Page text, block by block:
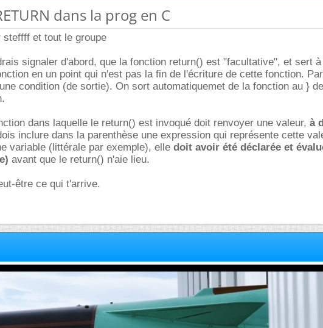
dans la prog en C
steffff et tout le groupe
signaler d'abord, que la fonction return() est "facultative", et sert
en un point qui n'est pas la fin de l'écriture de cette fonction.
condition (de sortie). On sort automatiquemet de la fonction au }
dans laquelle le return() est invoqué doit renvoyer une valeur, à
inclure dans la parenthèse une expression qui représente cette
variable (littérale par exemple), elle doit avoir été déclarée et
avant que le return() n'aie lieu.
être ce qui t'arrive.